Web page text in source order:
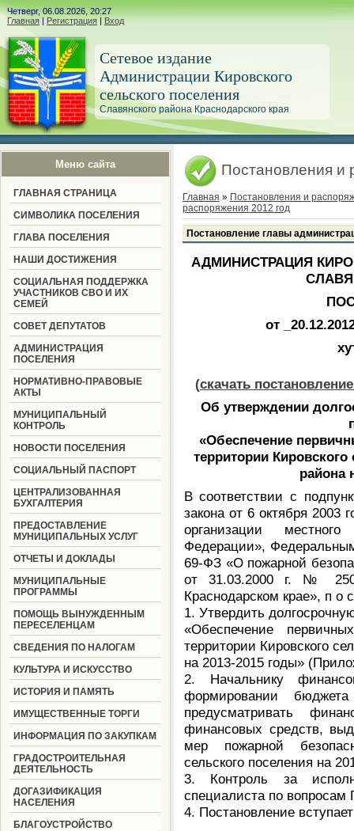
Четверг, 06.08.2026, 20:27
Главная | Регистрация | Вход
Сетевое издание
Администрации Кировского
сельского поселения
Славянского района Краснодарского края
Меню сайта
ГЛАВНАЯ СТРАНИЦА
СИМВОЛИКА ПОСЕЛЕНИЯ
ГЛАВА ПОСЕЛЕНИЯ
НАШИ ДОСТИЖЕНИЯ
СОЦИАЛЬНАЯ ПОДДЕРЖКА
УЧАСТНИКОВ СВО И ИХ
СЕМЕЙ
СОВЕТ ДЕПУТАТОВ
АДМИНИСТРАЦИЯ
ПОСЕЛЕНИЯ
НОРМАТИВНО-ПРАВОВЫЕ
АКТЫ
МУНИЦИПАЛЬНЫЙ
КОНТРОЛЬ
НОВОСТИ ПОСЕЛЕНИЯ
СОЦИАЛЬНЫЙ ПАСПОРТ
ЦЕНТРАЛИЗОВАННАЯ
БУХГАЛТЕРИЯ
ПРЕДОСТАВЛЕНИЕ
МУНИЦИПАЛЬНЫХ УСЛУГ
ОТЧЕТЫ И ДОКЛАДЫ
МУНИЦИПАЛЬНЫЕ
ПРОГРАММЫ
ПОМОЩЬ ВЫНУЖДЕННЫМ
ПЕРЕСЕЛЕНЦАМ
СВЕДЕНИЯ ПО НАЛОГАМ
КУЛЬТУРА И ИСКУССТВО
ИСТОРИЯ И ПАМЯТЬ
ИМУЩЕСТВЕННЫЕ ТОРГИ
ИНФОРМАЦИЯ ПО ЗАКУПКАМ
ГРАДОСТРОИТЕЛЬНАЯ
ДЕЯТЕЛЬНОСТЬ
ДОГАЗИФИКАЦИЯ
НАСЕЛЕНИЯ
БЛАГОУСТРОЙСТВО
Постановления и
Главная » Постановления и
распоряжения 2012 год
Постановление главы
АДМИНИСТРАЦИЯ
от
(скачать
Об утверждении
«Обеспечение
территории
района
В соответствии с
закона от 6 октября
организации
Федерации»,
69-ФЗ «О пожарной
от 31.03.2000 г. №
Краснодарском крае», п о
1. Утвердить
«Обеспечение
территории Кировского
на 2013-2015 годы»
2. Начальнику
формировании
предусматривать
финансовых средств,
мер пожарной
сельского поселения на
3. Контроль за
специалиста по
4. Постановление